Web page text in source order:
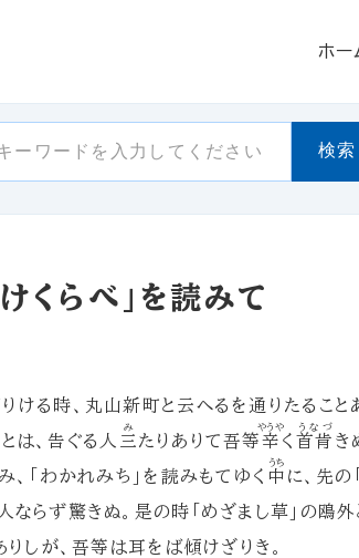
ホー
検索
くらべ」を読みて
ける時、丸山新町と云へるを通りたること
は、告ぐる人 三
み
たりありて吾等辛
やうや
く首肯
うなづ
き
、「わかれみち」を読みもてゆく 中
うち
に、先の
らず驚きぬ。是の時「めざまし草」の鴎外
りしが、吾等は耳をば傾けざりき。